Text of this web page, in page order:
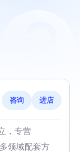
咨询 进店
，专营
领域配套方